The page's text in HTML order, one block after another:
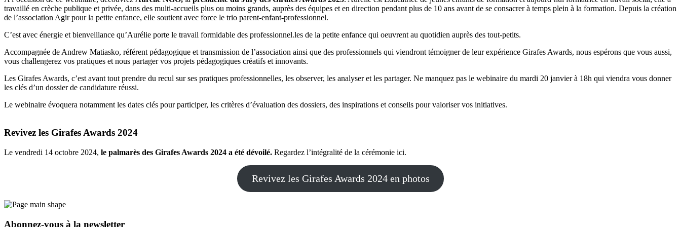
travaillé en crèche publique et privée, dans des multi-accueils plus ou moins grands, auprès des équipes et en direction pendant plus de 10 ans avant de se consacrer à temps plein à la formation. Depuis la création
de l’association Agir pour la petite enfance, elle soutient avec force le trio parent-enfant-professionnel.
C’est avec énergie et bienveillance qu’Aurélie porte le travail formidable des professionnel.les de la petite enfance qui oeuvrent au quotidien auprès des tout-petits.
Accompagnée de Andrew Matiasko, référent pédagogique et transmission de l’association ainsi que des professionnels qui viendront témoigner de leur expérience Girafes Awards, nous espérons que vous aussi,
vous challengerez vos pratiques et nous partager vos projets pédagogiques créatifs et innovants.
Les Girafes Awards, c’est avant tout prendre du recul sur ses pratiques professionnelles, les observer, les analyser et les partager. Ne manquez pas le webinaire du mardi 20 janvier à 18h qui viendra vous donner
les clés d’un dossier de candidature réussi.
Le webinaire évoquera notamment les dates clés pour participer, les critères d’évaluation des dossiers, des inspirations et conseils pour valoriser vos initiatives.
Revivez les Girafes Awards 2024
Le vendredi 14 octobre 2024, le palmarès des Girafes Awards 2024 a été dévoilé. Regardez l’intégralité de la cérémonie ici.
Revivez les Girafes Awards 2024 en photos
Abonnez-vous à la newsletter